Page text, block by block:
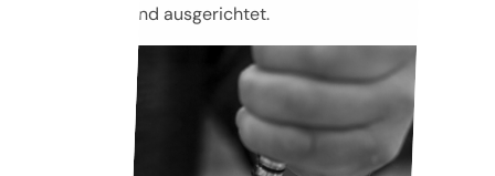
Alle Register sind ausgerichtet.